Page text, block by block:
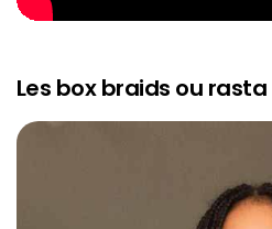
Les box braids ou rasta